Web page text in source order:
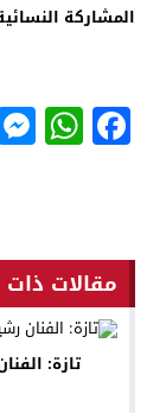
المشاركة
مقالات
تازة: